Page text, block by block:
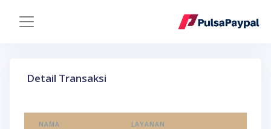
Detail Transaksi
NAMA LAYANAN